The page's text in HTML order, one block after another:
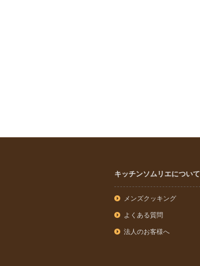
キッチンソムリエについて
メンズクッキング
よくある質問
法人のお客様へ